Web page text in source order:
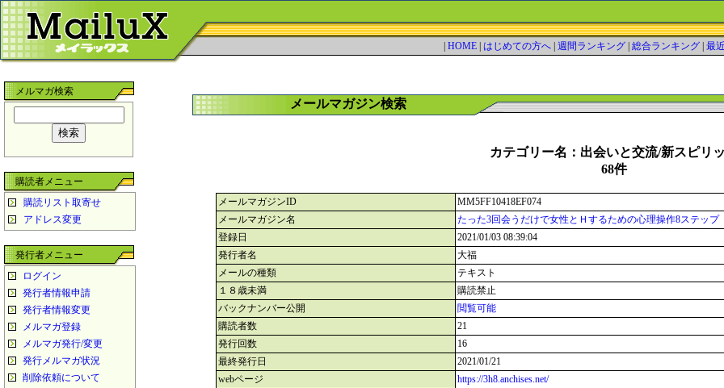
HOME はじめての方へ 週間ランキング 総合ランキング 最
メルマガ検索
購読者メニュー
購読リスト取寄せ
アドレス変更
発行者メニュー
ログイン
発行者情報申請
発行者情報変更
メルマガ登録
メルマガ発行/変更
発行メルマガ状況
削除依頼について
メールマガジン検索
カテゴリー名：出会いと交流/新スピリ
68件
メールマガジンID
MM5FF10418EF074
メールマガジン名
たった3回会うだけで女性とＨするための心理操作8ステップ
登録日
2021/01/03 08:39:04
発行者名
大福
メールの種類
テキスト
１８歳未満
購読禁止
バックナンバー公開
閲覧可能
購読者数
21
発行回数
16
最終発行日
2021/01/21
webページ
https://3h8.anchises.net/